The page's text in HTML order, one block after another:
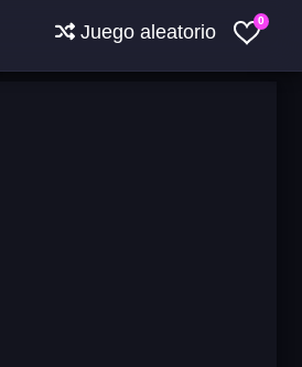
0
Juego aleatorio